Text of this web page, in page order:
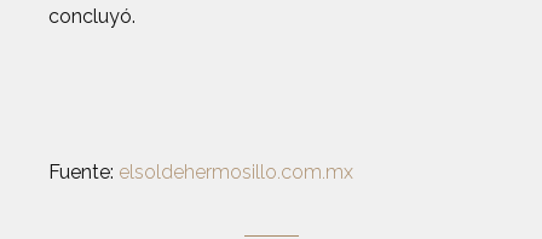
concluyó.
Fuente: elsoldehermosillo.com.mx